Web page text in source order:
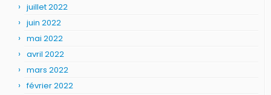
juillet 2022
juin 2022
mai 2022
avril 2022
mars 2022
février 2022